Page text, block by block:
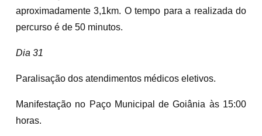
aproximadamente 3,1km. O tempo para a realizada do
percurso é de 50 minutos.
Dia 31
Paralisação dos atendimentos médicos eletivos.
Manifestação no Paço Municipal de Goiânia às 15:00
horas.